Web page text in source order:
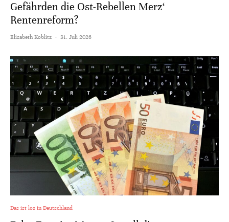
Gefährden die Ost-Rebellen Merz‘
Rentenreform?
Elisabeth Koblitz · 31. Juli 2026
Das ist los in Deutschland